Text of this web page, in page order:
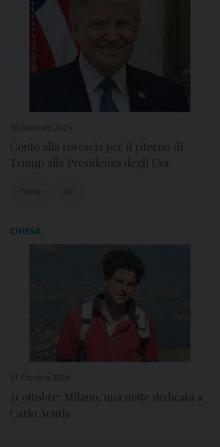
18 Gennaio 2025
Conto alla rovescia per il ritorno di
Trump alla Presidenza degli Usa
Trump Usa
CHIESA
31 Ottobre 2024
31 ottobre: Milano, una notte dedicata a
Carlo Acutis